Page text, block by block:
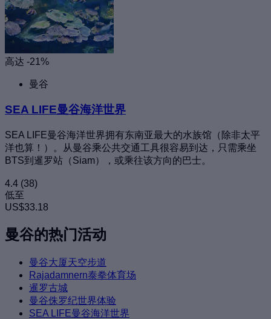
高达 -21%
曼谷
SEA LIFE曼谷海洋世界
SEA LIFE曼谷海洋世界拥有东南亚最大的水族馆（除非太平
洋也算！）。从曼谷乘公共交通工具很容易到达，只需乘坐
BTS到暹罗站（Siam），或乘往该方向的巴士。
4.4 (38)
低至
US$33.18
曼谷的热门活动
曼谷大厦天空步道
Rajadamnern泰拳体育场
暹罗古城
曼谷侏罗纪世界体验
SEA LIFE曼谷海洋世界